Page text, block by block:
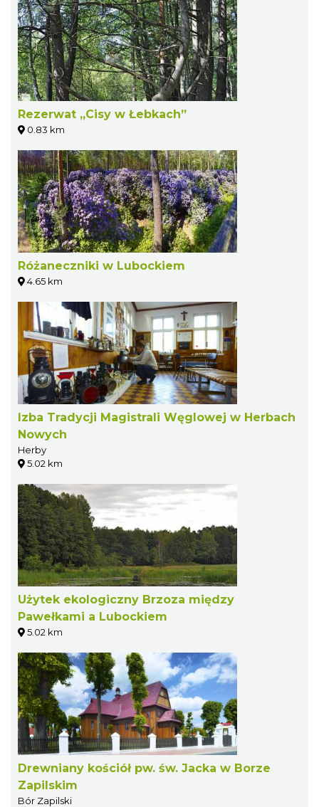
Rezerwat „Cisy w Łebkach”
0.83 km
Różaneczniki w Lubockiem
4.65 km
Izba Tradycji Magistrali Węglowej w Herbach
Nowych
Herby
5.02 km
Użytek ekologiczny Brzoza między
Pawełkami a Lubockiem
5.02 km
Drewniany kościół pw. św. Jacka w Borze
Zapilskim
Bór Zapilski